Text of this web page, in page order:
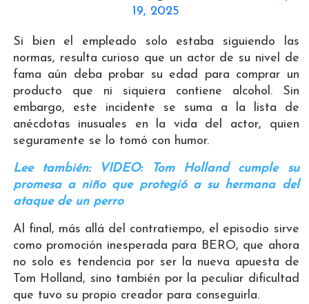
19, 2025
Si bien el empleado solo estaba siguiendo las
normas, resulta curioso que un actor de su nivel de
fama aún deba probar su edad para comprar un
producto que ni siquiera contiene alcohol. Sin
embargo, este incidente se suma a la lista de
anécdotas inusuales en la vida del actor, quien
seguramente se lo tomó con humor.
Lee también: VIDEO: Tom Holland cumple su
promesa a niño que protegió a su hermana del
ataque de un perro
Al final, más allá del contratiempo, el episodio sirve
como promoción inesperada para BERO, que ahora
no solo es tendencia por ser la nueva apuesta de
Tom Holland, sino también por la peculiar dificultad
que tuvo su propio creador para conseguirla.